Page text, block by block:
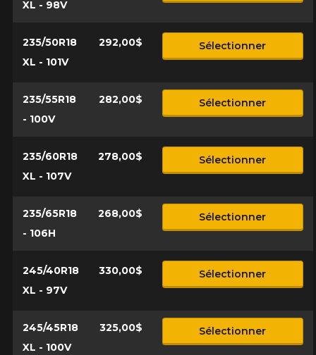
XL - 98V
235/50R18
XL - 101V
292,00$ Sélectionner
235/55R18
- 100V
282,00$ Sélectionner
235/60R18
XL - 107V
278,00$ Sélectionner
235/65R18
- 106H
268,00$ Sélectionner
245/40R18
XL - 97V
330,00$ Sélectionner
245/45R18
XL - 100V
325,00$ Sélectionner